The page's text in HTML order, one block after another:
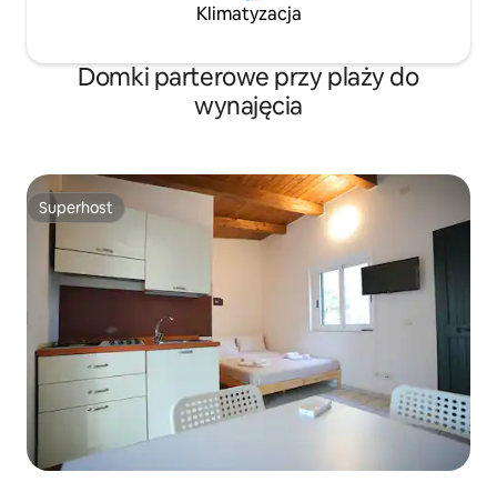
Klimatyzacja
Domki parterowe przy plaży do
wynajęcia
Superhost
Superhost